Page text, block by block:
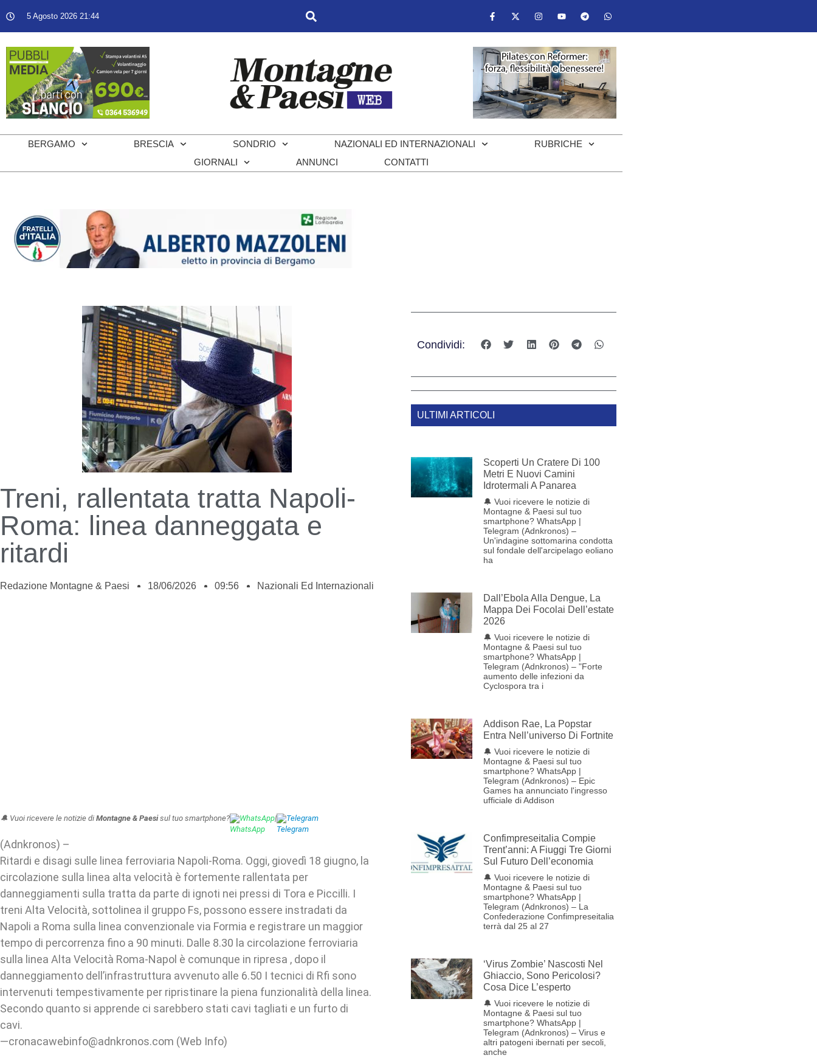
5 Agosto 2026 21:44
BERGAMO BRESCIA SONDRIO NAZIONALI ED INTERNAZIONALI
RUBRICHE
GIORNALI
ANNUNCI CONTATTI
Treni, rallentata tratta Napoli-
Roma: linea danneggata e
ritardi
Redazione Montagne & Paesi 18/06/2026 09:56 Nazionali Ed Internazionali
🔔 Vuoi ricevere le notizie di Montagne & Paesisul tuo smartphone? WhatsApp| Telegram
(Adnkronos) –
Ritardi e disagi sulle linea ferroviaria Napoli-Roma. Oggi, giovedì 18 giugno, la
circolazione sulla linea alta velocità è fortemente rallentata per
danneggiamenti sulla tratta da parte di ignoti nei pressi di Tora e Piccilli. I
treni Alta Velocità, sottolinea il gruppo Fs, possono essere instradati da
Napoli a Roma sulla linea convenzionale via Formia e registrare un maggior
tempo di percorrenza fino a 90 minuti. Dalle 8.30 la circolazione ferroviaria
sulla linea Alta Velocità Roma-Napol è comunque in ripresa , dopo il
danneggiamento dell’infrastruttura avvenuto alle 6.50 I tecnici di Rfi sono
intervenuti tempestivamente per ripristinare la piena funzionalità della linea.
Secondo quanto si apprende ci sarebbero stati cavi tagliati e un furto di
cavi.
—cronacawebinfo@adnkronos.com (Web Info)
Condividi:
ULTIMI ARTICOLI
Scoperti Un Cratere Di 100
Metri E Nuovi Camini
Idrotermali A Panarea
🔔 Vuoi ricevere le notizie di
Montagne & Paesi sul tuo
smartphone? WhatsApp |
Telegram (Adnkronos) –
Un'indagine sottomarina condotta
sul fondale dell'arcipelago eoliano
ha
Dall’Ebola Alla Dengue, La
Mappa Dei Focolai Dell’estate
2026
🔔 Vuoi ricevere le notizie di
Montagne & Paesi sul tuo
smartphone? WhatsApp |
Telegram (Adnkronos) – "Forte
aumento delle infezioni da
Cyclospora tra i
Addison Rae, La Popstar
Entra Nell’universo Di Fortnite
🔔 Vuoi ricevere le notizie di
Montagne & Paesi sul tuo
smartphone? WhatsApp |
Telegram (Adnkronos) – Epic
Games ha annunciato l'ingresso
ufficiale di Addison
Confimpreseitalia Compie
Trent’anni: A Fiuggi Tre Giorni
Sul Futuro Dell’economia
🔔 Vuoi ricevere le notizie di
Montagne & Paesi sul tuo
smartphone? WhatsApp |
Telegram (Adnkronos) – La
Confederazione Confimpreseitalia
terrà dal 25 al 27
‘Virus Zombie’ Nascosti Nel
Ghiaccio, Sono Pericolosi?
Cosa Dice L’esperto
🔔 Vuoi ricevere le notizie di
Montagne & Paesi sul tuo
smartphone? WhatsApp |
Telegram (Adnkronos) – Virus e
altri patogeni ibernati per secoli,
anche